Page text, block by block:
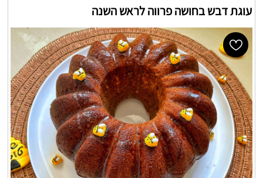
עוגת דבש בחושה פרווה לראש השנה